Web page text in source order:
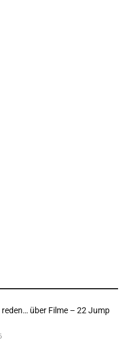
reden… über Filme – 22 Jump